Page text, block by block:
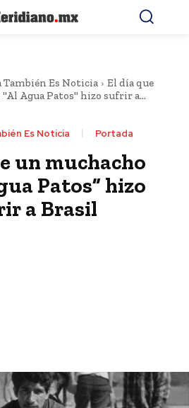
Es Noticia
El día que
Agua Patos" hizo sufrir a...
Es Noticia Portada
un muchacho
Patos” hizo
a Brasil